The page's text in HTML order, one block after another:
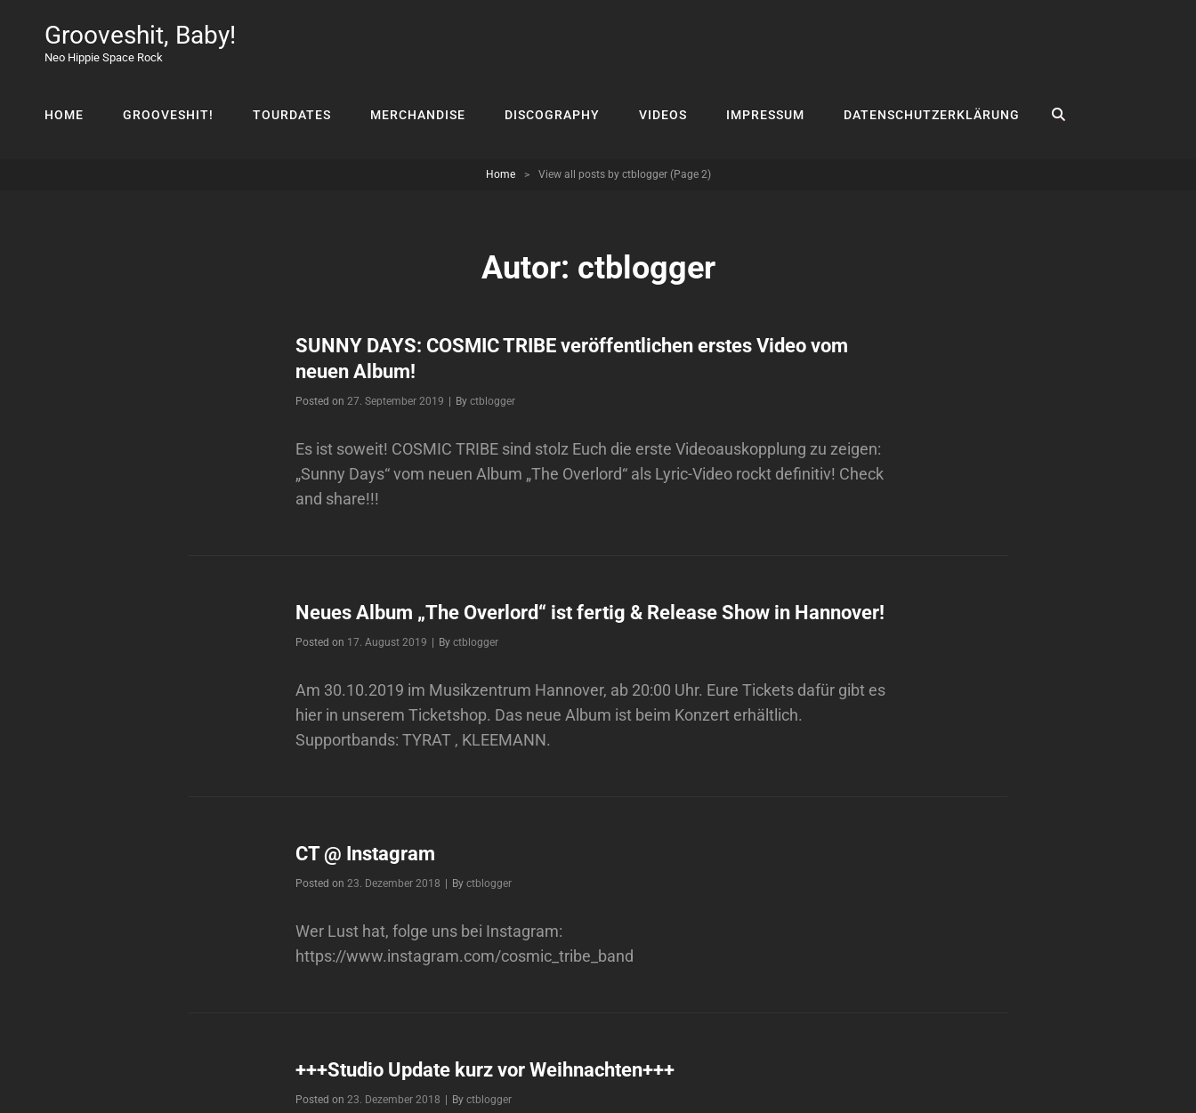
Grooveshit, Baby!
Neo Hippie Space Rock
HOME GROOVESHIT! TOURDATES MERCHANDISE DISCOGRAPHY VIDEOS IMPRESSUM DATENSCHUTZERKLÄRUNG
Home > View all posts by ctblogger(Page 2)
Autor: ctblogger
SUNNY DAYS: COSMIC TRIBE veröffentlichen erstes Video vom
neuen Album!
Posted on 27. September 2019 By Byline
ctblogger
Es ist soweit! COSMIC TRIBE sind stolz Euch die erste Videoauskopplung zu zeigen:
„Sunny Days“ vom neuen Album „The Overlord“ als Lyric-Video rockt definitiv! Check
and share!!!
Neues Album „The Overlord“ ist fertig & Release Show in Hannover!
Posted on 17. August 2019 By Byline
ctblogger
Am 30.10.2019 im Musikzentrum Hannover, ab 20:00 Uhr. Eure Tickets dafür gibt es
hier in unserem Ticketshop. Das neue Album ist beim Konzert erhältlich.
Supportbands: TYRAT , KLEEMANN.
CT @ Instagram
Posted on 23. Dezember 2018 By Byline
ctblogger
Wer Lust hat, folge uns bei Instagram:
https://www.instagram.com/cosmic_tribe_band
+++Studio Update kurz vor Weihnachten+++
Posted on 23. Dezember 2018 By Byline
ctblogger